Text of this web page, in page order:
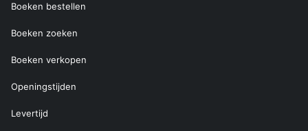
Boeken bestellen
Boeken zoeken
Boeken verkopen
Openingstijden
Levertijd